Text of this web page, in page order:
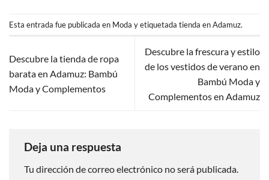
Esta entrada fue publicada en Moda y etiquetada tienda en Adamuz.
Descubre la tienda de ropa
barata en Adamuz: Bambú
Moda y Complementos
Descubre la frescura y estilo
de los vestidos de verano en
Bambú Moda y
Complementos en Adamuz
Deja una respuesta
Tu dirección de correo electrónico no será publicada.